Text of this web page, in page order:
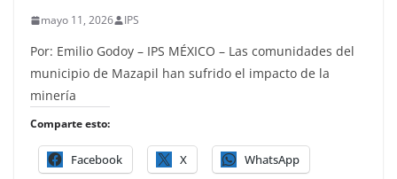
mayo 11, 2026 IPS
Por: Emilio Godoy – IPS MÉXICO – Las comunidades del
municipio de Mazapil han sufrido el impacto de la
minería
Comparte esto:
Facebook X WhatsApp